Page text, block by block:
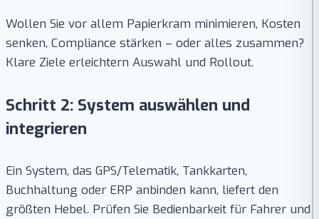
Wollen Sie vor allem Papierkram minimieren, Kosten
senken, Compliance stärken – oder alles zusammen?
Klare Ziele erleichtern Auswahl und Rollout.
Schritt 2: System auswählen und
integrieren
Ein System, das GPS/Telematik, Tankkarten,
Buchhaltung oder ERP anbinden kann, liefert den
größten Hebel. Prüfen Sie Bedienbarkeit für Fahrer und